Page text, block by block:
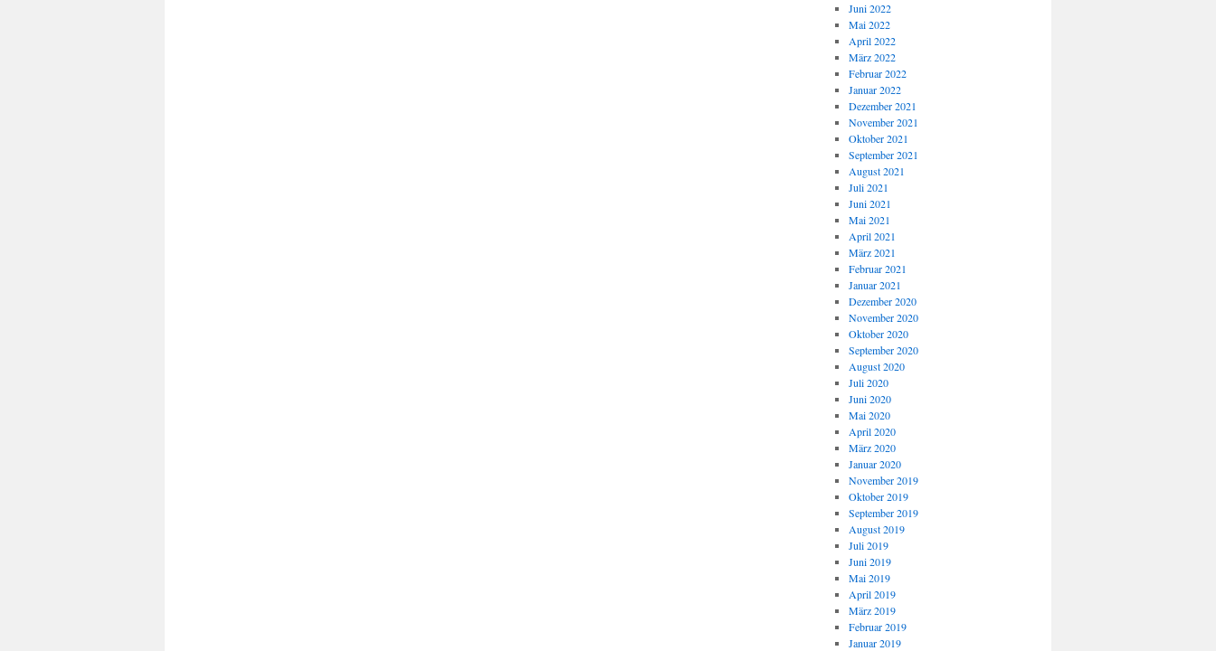
Juni 2022
Mai 2022
April 2022
März 2022
Februar 2022
Januar 2022
Dezember 2021
November 2021
Oktober 2021
September 2021
August 2021
Juli 2021
Juni 2021
Mai 2021
April 2021
März 2021
Februar 2021
Januar 2021
Dezember 2020
November 2020
Oktober 2020
September 2020
August 2020
Juli 2020
Juni 2020
Mai 2020
April 2020
März 2020
Januar 2020
November 2019
Oktober 2019
September 2019
August 2019
Juli 2019
Juni 2019
Mai 2019
April 2019
März 2019
Februar 2019
Januar 2019